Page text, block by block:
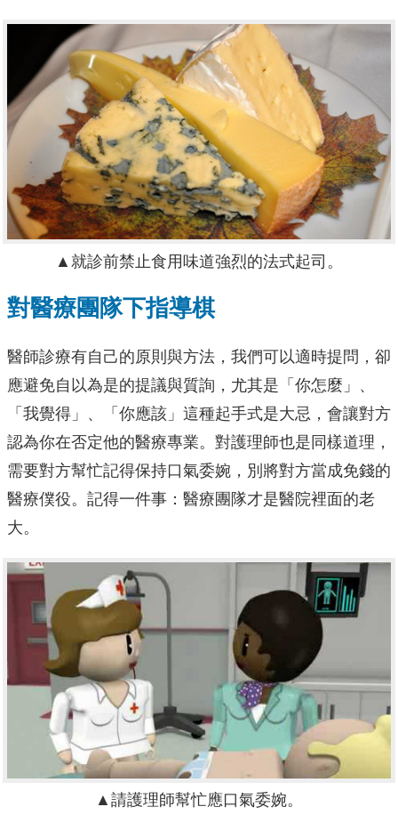
▲就診前禁止食用味道強烈的法式起司。
對醫療團隊下指導棋
醫師診療有自己的原則與方法，我們可以適時提問，卻
應避免自以為是的提議與質詢，尤其是「你怎麼」、
「我覺得」、「你應該」這種起手式是大忌，會讓對方
認為你在否定他的醫療專業。對護理師也是同樣道理，
需要對方幫忙記得保持口氣委婉，別將對方當成免錢的
醫療僕役。記得一件事：醫療團隊才是醫院裡面的老
大。
▲請護理師幫忙應口氣委婉。